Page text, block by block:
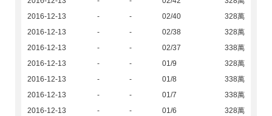
2016-12-13
- - 02/40
328萬
2016-12-13
- - 02/38
328萬
2016-12-13
- - 02/37
338萬
2016-12-13
- - 01/9
328萬
2016-12-13
- - 01/8
338萬
2016-12-13
- - 01/7
338萬
2016-12-13
- - 01/6
328萬